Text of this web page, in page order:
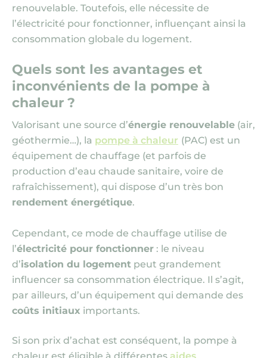
renouvelable. Toutefois, elle nécessite de
l’électricité pour fonctionner, influençant ainsi la
consommation globale du logement.
Quels sont les avantages et
inconvénients de la pompe à
chaleur ?
Valorisant une source d’énergie renouvelable (air,
géothermie…), la pompe à chaleur (PAC) est un
équipement de chauffage (et parfois de
production d’eau chaude sanitaire, voire de
rafraîchissement), qui dispose d’un très bon
rendement énergétique.
Cependant, ce mode de chauffage utilise de
l’électricité pour fonctionner : le niveau
d’isolation du logement peut grandement
influencer sa consommation électrique. Il s’agit,
par ailleurs, d’un équipement qui demande des
coûts initiaux importants.
Si son prix d’achat est conséquent, la pompe à